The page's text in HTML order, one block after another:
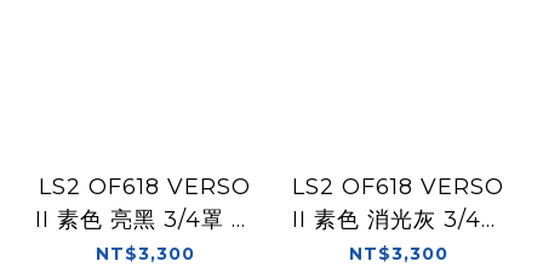
LS2 OF618 VERSO
II 素色 亮黑 3/4罩 安
全帽 西班牙
NT$3,300
LS2 OF618 VERSO
II 素色 消光灰 3/4罩
安全帽 西班牙
NT$3,300